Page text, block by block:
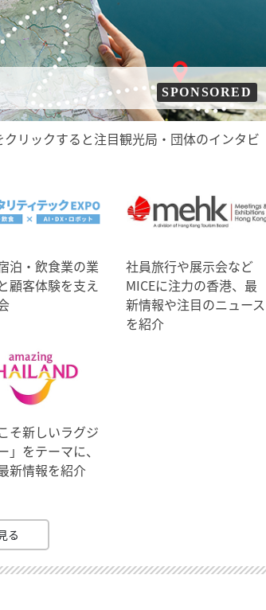
SPONSORED
リックすると注目観光局・団体のインタビ
泊・飲食業の業
顧客体験を支え
社員旅行や展示会など
MICEに注力の香港、最
新情報や注目のニュース
を紹介
そ新しいラグジ
」をテーマに、
新情報を紹介
る